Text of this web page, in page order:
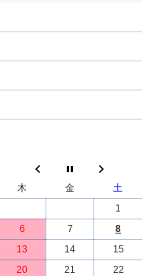
木 金
土
1
6 7
8
13 14
15
20 21
22